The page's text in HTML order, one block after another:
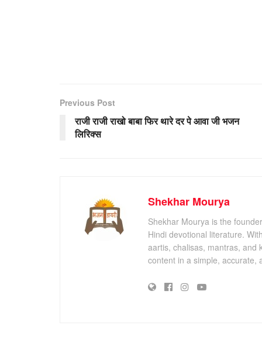
Previous Post
राजी राजी राखो बाबा फिर थारे दर पे आवा जी भजन
लिरिक्स
Shekhar Mourya
Shekhar Mourya is the
Hindi devotional literature.
aartis, chalisas, mantras, and
content in a simple, accurate,